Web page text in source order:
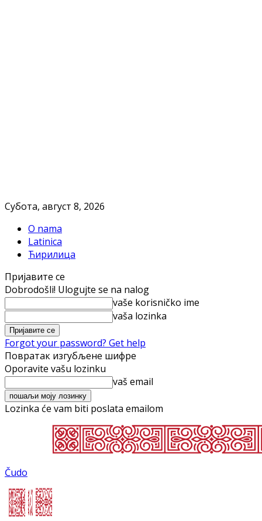
Субота, август 8, 2026
O nama
Latinica
Ћирилица
Пријавите се
Dobrodošli! Ulogujte se na nalog
vaše korisničko ime
vaša lozinka
Forgot your password? Get help
Повратак изгубљене шифре
Oporavite vašu lozinku
vaš email
Lozinka će vam biti poslata emailom
Čudo